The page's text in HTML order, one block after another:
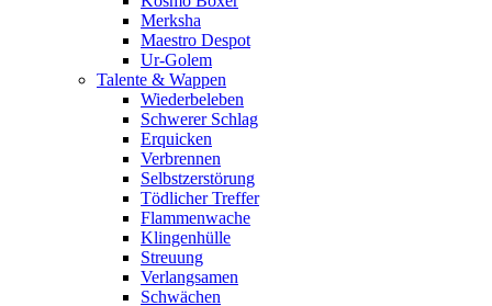
Merksha
Maestro Despot
Ur-Golem
Talente & Wappen
Wiederbeleben
Schwerer Schlag
Erquicken
Verbrennen
Selbstzerstörung
Tödlicher Treffer
Flammenwache
Klingenhülle
Streuung
Verlangsamen
Schwächen